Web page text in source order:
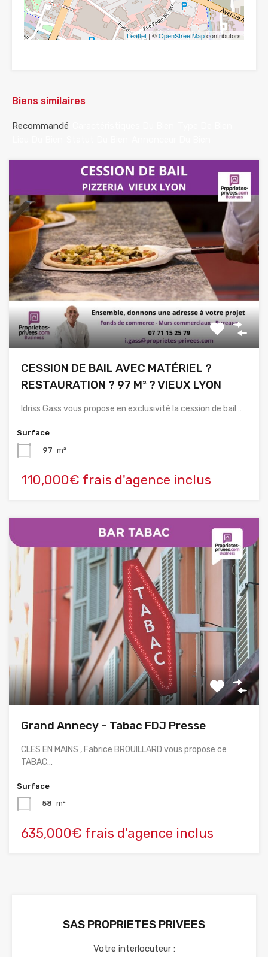
Leaflet | ©OpenStreetMapcontributors
Biens similaires
Recommandé
CESSION DE BAIL AVEC MATÉRIEL ?
RESTAURATION ? 97 M² ? VIEUX LYON
Idriss Gass vous propose en exclusivité la cession de bail…
Surface
97 m²
110,000€ frais d'agence inclus
Grand Annecy – Tabac FDJ Presse
CLES EN MAINS , Fabrice BROUILLARD vous propose ce
TABAC…
Surface
58 m²
635,000€ frais d'agence inclus
SAS PROPRIETES PRIVEES
Votre interlocuteur :